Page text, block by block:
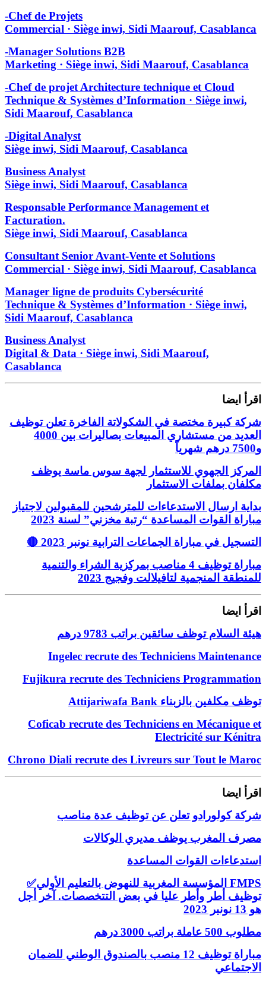
-Chef de Projets
Commercial · Siège inwi, Sidi Maarouf, Casablanca
-Manager Solutions B2B
Marketing · Siège inwi, Sidi Maarouf, Casablanca
-Chef de projet Architecture technique et Cloud
Technique & Systèmes d’Information · Siège inwi,
Sidi Maarouf, Casablanca
-Digital Analyst
Siège inwi, Sidi Maarouf, Casablanca
Business Analyst
Siège inwi, Sidi Maarouf, Casablanca
Responsable Performance Management et
Facturation.
Siège inwi, Sidi Maarouf, Casablanca
Consultant Senior Avant-Vente et Solutions
Commercial · Siège inwi, Sidi Maarouf, Casablanca
Manager ligne de produits Cybersécurité
Technique & Systèmes d’Information · Siège inwi,
Sidi Maarouf, Casablanca
Business Analyst
Digital & Data · Siège inwi, Sidi Maarouf,
Casablanca
اقرأ ايضا
شركة كبيرة مختصة في الشكولاتة الفاخرة تعلن توظيف
العديد من مستشاري المبيعات بصاليرات بين 4000
و7500 درهم شهرياً
المركز الجهوي للاستثمار لجهة سوس ماسة يوظف
مكلفان بملفات الاستثمار
بداية ارسال الاستدعاءات للمترشحين للمقبولين لاجتياز
مباراة القوات المساعدة “رتبة مخزني” لسنة 2023
🔴 التسجيل في مباراة الجماعات الترابية نونبر 2023
مباراة توظيف 4 مناصب بمركزية الشراء والتنمية
للمنطقة المنجمية لتافيلالت وفجيج 2023
اقرأ ايضا
هيئة السلام توظف سائقين براتب 9783 درهم
Ingelec recrute des Techniciens Maintenance
Fujikura recrute des Techniciens Programmation
Attijariwafa Bank توظف مكلفين بالزبناء
Coficab recrute des Techniciens en Mécanique et
Electricité sur Kénitra
Chrono Diali recrute des Livreurs sur Tout le Maroc
اقرأ ايضا
شركة كولورادو تعلن عن توظيف عدة مناصب
مصرف المغرب يوظف مديري الوكالات
استدعاءات القوات المساعدة
✅المؤسسة المغربية للنهوض بالتعليم الأولي FMPS
توظيف أطر وأطر عليا في بعض التتخصصات. آخر أجل
هو 13 نونبر 2023
مطلوب 500 عاملة براتب 3000 درهم
مباراة توظيف 12 منصب بالصندوق الوطني للضمان
الاجتماعي